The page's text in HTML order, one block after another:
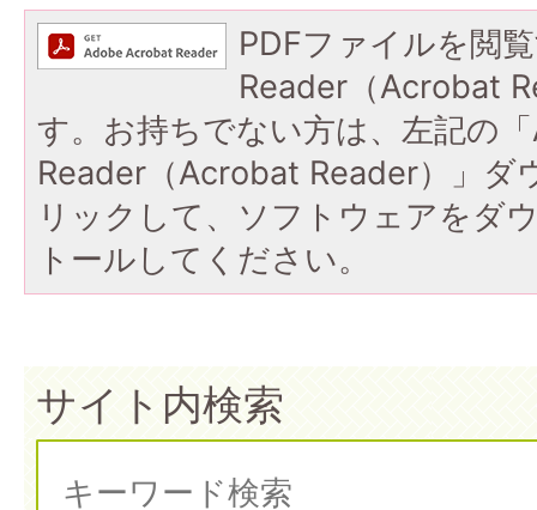
PDFファイルを閲
Reader（Acrobat
す。お持ちでない方は、左記の
Reader（Acrobat Reader）」ダ
リックして、ソフトウェアをダ
トールしてください。
サイト内検索